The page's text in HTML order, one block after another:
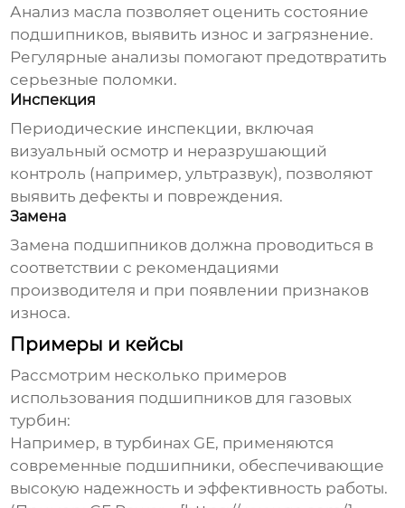
Анализ масла позволяет оценить состояние
подшипников, выявить износ и загрязнение.
Регулярные анализы помогают предотвратить
серьезные поломки.
Инспекция
Периодические инспекции, включая
визуальный осмотр и неразрушающий
контроль (например, ультразвук), позволяют
выявить дефекты и повреждения.
Замена
Замена подшипников должна проводиться в
соответствии с рекомендациями
производителя и при появлении признаков
износа.
Примеры и кейсы
Рассмотрим несколько примеров
использования подшипников для газовых
турбин:
Например, в турбинах GE, применяются
современные подшипники, обеспечивающие
высокую надежность и эффективность работы.